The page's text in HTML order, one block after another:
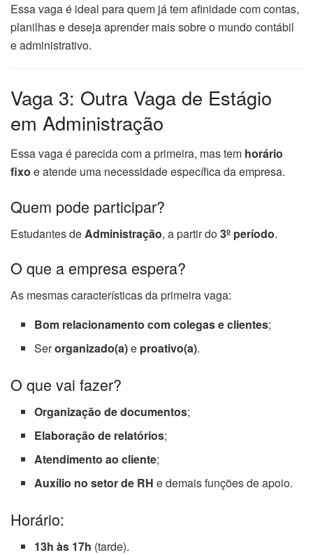
Essa vaga é ideal para quem já tem afinidade com contas,
planilhas e deseja aprender mais sobre o mundo contábil
e administrativo.
Vaga 3: Outra Vaga de Estágio
em Administração
Essa vaga é parecida com a primeira, mas tem horário
fixo e atende uma necessidade específica da empresa.
Quem pode participar?
Estudantes deAdministração, a partir do3º período.
O que a empresa espera?
As mesmas características da primeira vaga:
Bom relacionamento com colegas e clientes;
Serorganizado(a)e proativo(a).
O que vai fazer?
Organização de documentos;
Elaboração de relatórios;
Atendimento ao cliente;
Auxílio no setor de RH e demais funções de apoio.
Horário:
13h às 17h (tarde).